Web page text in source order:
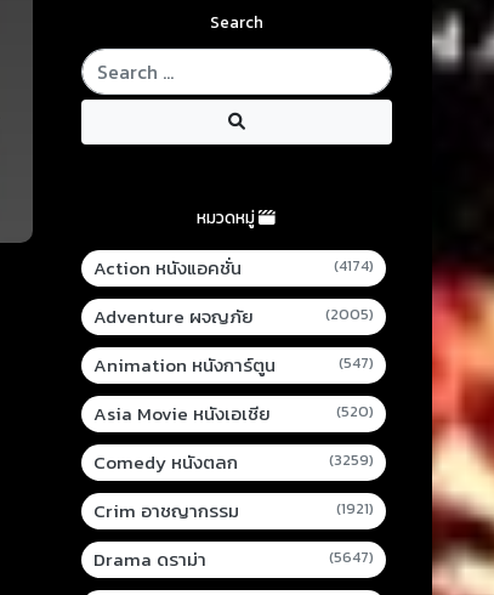
Search
หมวดหมู่
Action หนังแอคชั่น (4174)
Adventure ผจญภัย (2005)
Animation หนังการ์ตูน (547)
Asia Movie หนังเอเชีย (520)
Comedy หนังตลก (3259)
Crim อาชญากรรม (1921)
Drama ดราม่า (5647)